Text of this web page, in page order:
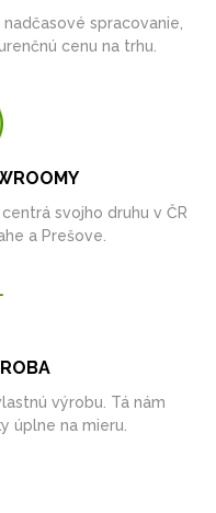
spracovanie,
cenu na trhu.
svojho druhu v ČR
a Prešove.
výrobu. Tá nám
úplne na mieru.